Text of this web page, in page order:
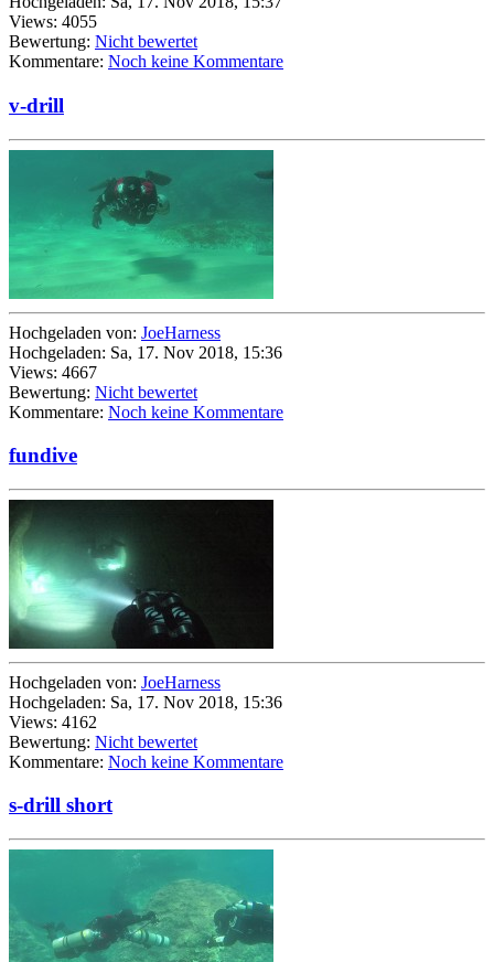
Views: 4055
Bewertung: Nicht bewertet
Kommentare: Noch keine Kommentare
v-drill
Hochgeladen von: JoeHarness
Hochgeladen: Sa, 17. Nov 2018, 15:36
Views: 4667
Bewertung: Nicht bewertet
Kommentare: Noch keine Kommentare
fundive
Hochgeladen von: JoeHarness
Hochgeladen: Sa, 17. Nov 2018, 15:36
Views: 4162
Bewertung: Nicht bewertet
Kommentare: Noch keine Kommentare
s-drill short